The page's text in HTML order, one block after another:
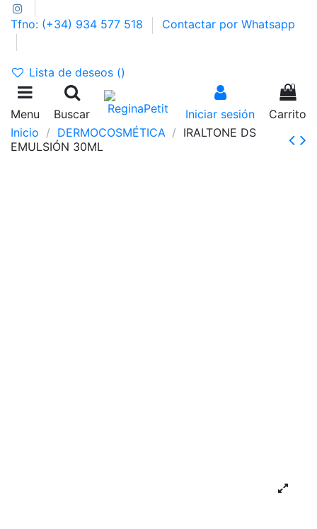
Tfno: (+34) 934 577 518 Contactar por Whatsapp
Lista de deseos ()
Menu Buscar Iniciar sesión
0
Carrito
Inicio
DERMOCOSMÉTICA
IRALTONE DS
EMULSIÓN 30ML